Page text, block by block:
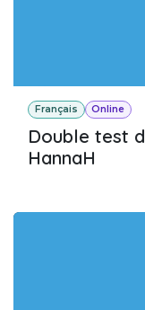
Français Online
Double test
HannaH